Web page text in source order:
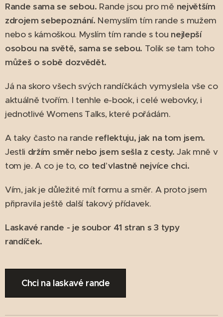
Rande sama se sebou. Rande jsou pro mě největším
zdrojem sebepoznání. Nemyslím tím rande s mužem
nebo s kámoškou. Myslím tím rande s tou nejlepší
osobou na světě, sama se sebou. Tolik se tam toho
můžeš o sobě dozvědět.
Já na skoro všech svých randíčkách vymyslela vše co
aktuálně tvořím. I tenhle e-book, i celé webovky, i
jednotlivé Womens Talks, které pořádám.
A taky často na rande reflektuju, jak na tom jsem.
Jestli držím směr nebo jsem sešla z cesty. Jak mně v
tom je. A co je to, co teď vlastně nejvíce chci.
Vím, jak je důležité mít formu a směr. A proto jsem
připravila ještě další takový přídavek.
Laskavé rande - je soubor 41 stran s 3 typy
randíček.
Chci na laskavé rande